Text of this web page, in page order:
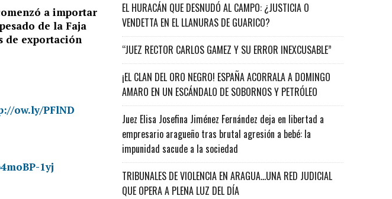
a importar
de la Faja
de exportación
ow.ly/PFlND
1yj
EL HURACÁN QUE DESNUDÓ AL CAMPO: ¿JUSTICIA O
VENDETTA EN EL LLANURAS DE GUARICO?
“JUEZ RECTOR CARLOS GAMEZ Y SU ERROR INEXCUSABLE”
¡EL CLAN DEL ORO NEGRO! ESPAÑA ACORRALA A DOMINGO
AMARO EN UN ESCÁNDALO DE SOBORNOS Y PETRÓLEO
Juez Elisa Josefina Jiménez Fernández deja en libertad a
empresario aragueño tras brutal agresión a bebé: la
impunidad sacude a la sociedad
TRIBUNALES DE VIOLENCIA EN ARAGUA…UNA RED JUDICIAL
QUE OPERA A PLENA LUZ DEL DÍA